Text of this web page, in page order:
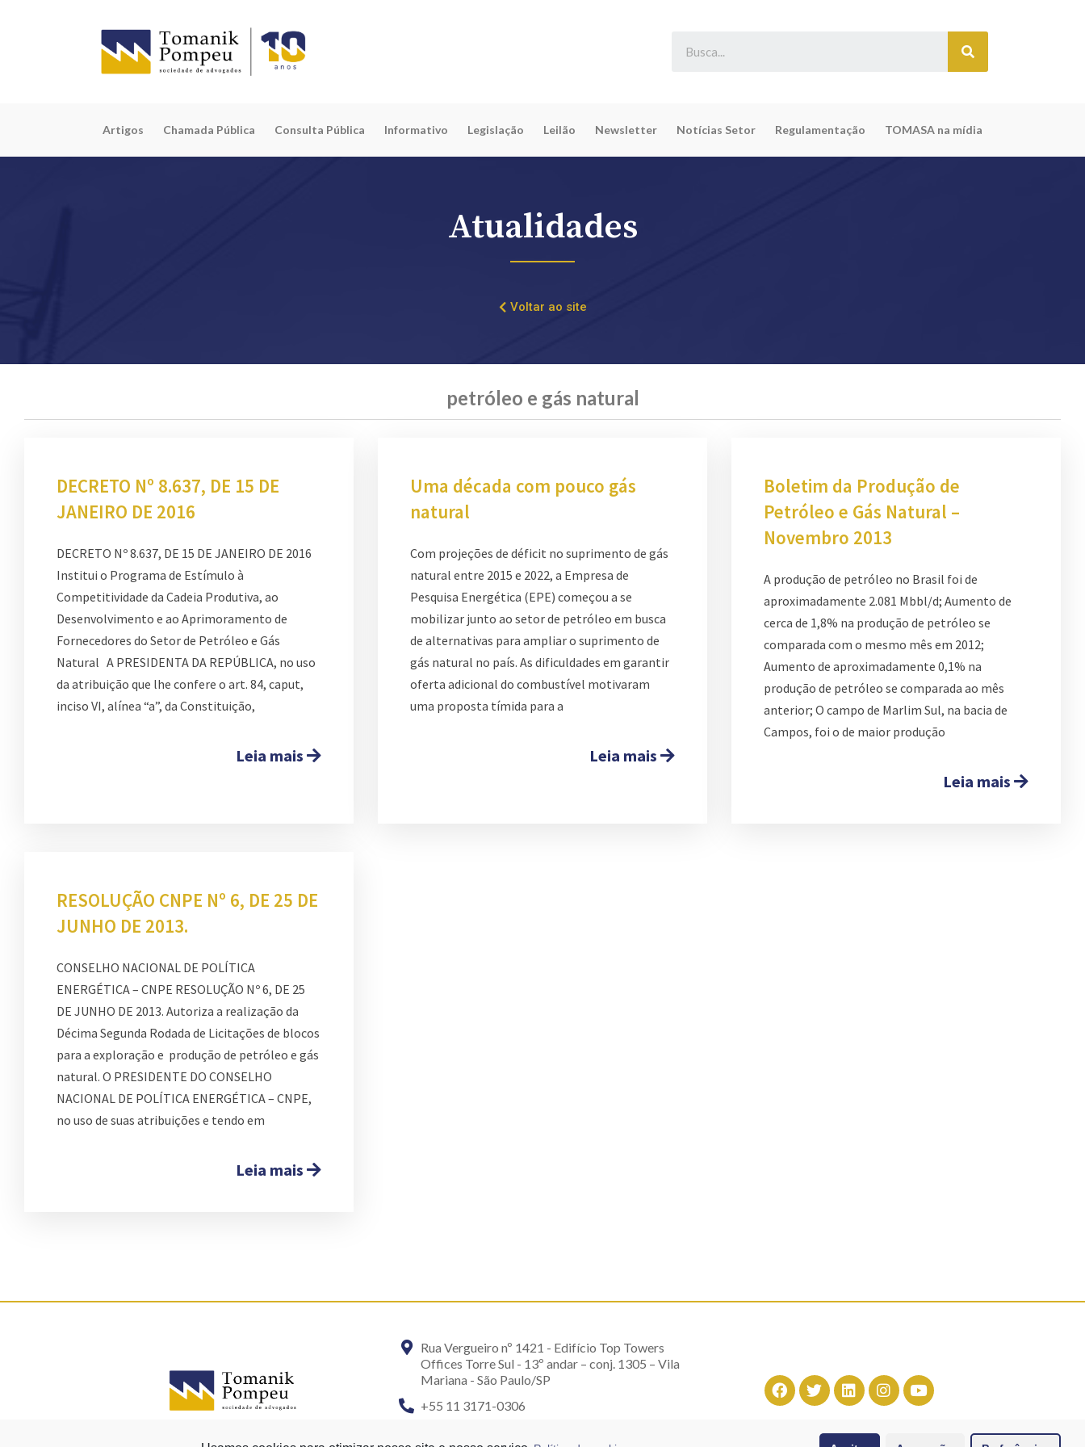
Artigos Chamada Pública Consulta Pública Informativo Legislação Leilão Newsletter Notícias Setor Regulamentação TOMASA na mídia
Atualidades
Voltar ao site
petróleo e gás natural
DECRETO Nº 8.637, DE 15 DE
JANEIRO DE 2016
DECRETO Nº 8.637, DE 15 DE JANEIRO DE 2016
Institui o Programa de Estímulo à
Competitividade da Cadeia Produtiva, ao
Desenvolvimento e ao Aprimoramento de
Fornecedores do Setor de Petróleo e Gás
Natural A PRESIDENTA DA REPÚBLICA, no uso
da atribuição que lhe confere o art. 84, caput,
inciso VI, alínea “a”, da Constituição,
Leia mais
Uma década com pouco gás
natural
Com projeções de déficit no suprimento de gás
natural entre 2015 e 2022, a Empresa de
Pesquisa Energética (EPE) começou a se
mobilizar junto ao setor de petróleo em busca
de alternativas para ampliar o suprimento de
gás natural no país. As dificuldades em garantir
oferta adicional do combustível motivaram
uma proposta tímida para a
Leia mais
Boletim da Produção de
Petróleo e Gás Natural –
Novembro 2013
A produção de petróleo no Brasil foi de
aproximadamente 2.081 Mbbl/d; Aumento de
cerca de 1,8% na produção de petróleo se
comparada com o mesmo mês em 2012;
Aumento de aproximadamente 0,1% na
produção de petróleo se comparada ao mês
anterior; O campo de Marlim Sul, na bacia de
Campos, foi o de maior produção
Leia mais
RESOLUÇÃO CNPE Nº 6, DE 25 DE
JUNHO DE 2013.
CONSELHO NACIONAL DE POLÍTICA
ENERGÉTICA – CNPE RESOLUÇÃO Nº 6, DE 25
DE JUNHO DE 2013. Autoriza a realização da
Décima Segunda Rodada de Licitações de blocos
para a exploração e produção de petróleo e gás
natural. O PRESIDENTE DO CONSELHO
NACIONAL DE POLÍTICA ENERGÉTICA – CNPE,
no uso de suas atribuições e tendo em
Leia mais
Rua Vergueiro nº 1421 - Edifício Top Towers
Offices Torre Sul - 13º andar – conj. 1305 – Vila
Mariana - São Paulo/SP
+55 11 3171-0306